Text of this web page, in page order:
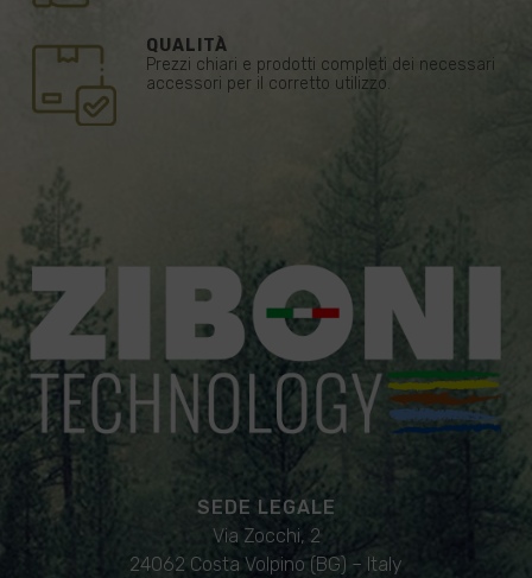
QUALITÀ
Prezzi chiari e prodotti completi dei necessari
accessori per il corretto utilizzo.
SEDE LEGALE
Via Zocchi, 2
24062 Costa Volpino (BG) – Italy